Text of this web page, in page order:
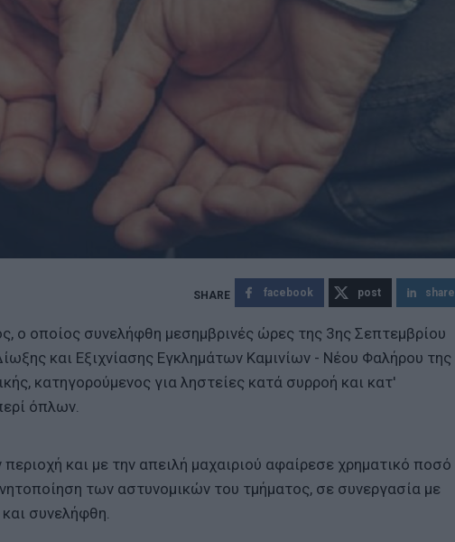
facebook post share
ο οποίος συνελήφθη μεσημβρινές ώρες της 3ης Σεπτεμβρίου
και Εξιχνίασης Εγκλημάτων Καμινίων - Νέου Φαλήρου της
κατηγορούμενος για ληστείες κατά συρροή και κατ'
όπλων.
και με την απειλή μαχαιριού αφαίρεσε χρηματικό ποσό
των αστυνομικών του τμήματος, σε συνεργασία με
συνελήφθη.